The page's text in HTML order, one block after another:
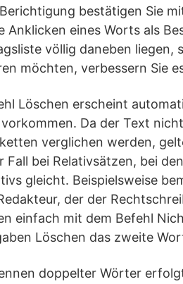
bestätigen Sie
Anklicken eines Worts als
völlig daneben liegen,
möchten, verbessern Sie
Löschen erscheint
Da der Text
verglichen werden,
Fall bei Relativsätzen, bei
gleicht. Beispielsweise
der der
einfach mit dem Befehl
Löschen das zweite
doppelter Wörter